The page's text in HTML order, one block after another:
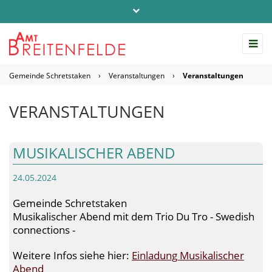
info@amt-breitenfelde.de
Gemeinde Schretstaken › Veranstaltungen › Veranstaltungen
VERANSTALTUNGEN
MUSIKALISCHER ABEND
24.05.2024
Gemeinde Schretstaken
Musikalischer Abend mit dem Trio Du Tro - Swedish
connections -
Weitere Infos siehe hier: Einladung Musikalischer
Abend